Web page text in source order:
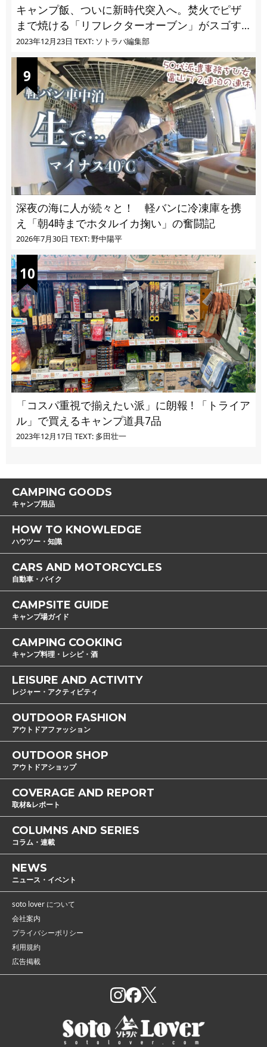
キャンプ飯、ついに新時代突入へ。焚火でピザ
まで焼ける「リフレクターオーブン」がスゴす
ぎる
2023年12月23日 TEXT: ソトラバ編集部
深夜の海に人が続々と！ 軽バンに冷凍庫を携
え「朝4時までホタルイカ掬い」の奮闘記
2026年7月30日 TEXT: 野中陽平
「コスパ重視で揃えたい派」に朗報 ! 「トライア
ル」で買えるキャンプ道具7品
2023年12月17日 TEXT: 多田壮一
CAMPING GOODS
キャンプ用品
HOW TO KNOWLEDGE
ハウツー・知識
CARS AND MOTORCYCLES
自動車・バイク
CAMPSITE GUIDE
キャンプ場ガイド
CAMPING COOKING
キャンプ料理・レシピ・酒
LEISURE AND ACTIVITY
レジャー・アクティビティ
OUTDOOR FASHION
アウトドアファッション
OUTDOOR SHOP
アウトドアショップ
COVERAGE AND REPORT
取材&レポート
COLUMNS AND SERIES
コラム・連載
NEWS
ニュース・イベント
soto lover について
会社案内
プライバシーポリシー
利用規約
広告掲載